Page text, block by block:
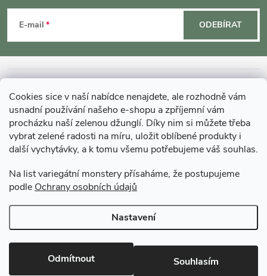
Cookies sice v naší nabídce nenajdete, ale rozhodně vám
usnadní používání našeho e-shopu a zpříjemní vám
procházku naší zelenou džunglí. Díky nim si můžete třeba
vybrat zelené radosti na míru, uložit oblíbené produkty i
další vychytávky, a k tomu všemu potřebujeme váš souhlas.
Na list variegátní monstery přísaháme, že postupujeme
podle Ochrany osobních údajů
Nastavení
Odmítnout Souhlasím
p
a
E-mail ODEBÍRAT
MOHLO BY VÁS ZAJÍMAT
O GARDNERS
Gardners Design - Projekt, realizace a údržba zahrad a interiérů
Copyright 2026Gardners-eshop.cz. Všechna práva vyhrazena.Upravit
nastavení cookies